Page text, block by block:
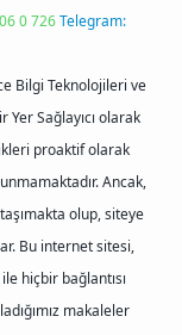
0 726Telegram:
Bilgi Teknolojileri ve
Sağlayıcı olarak
proaktif olarak
Ancak,
olup, siteye
Bu internet sitesi,
hiçbir bağlantısı
makaleler